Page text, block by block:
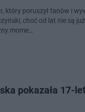
który poruszył fanów i
choć od lat nie są
mome…
pokazała 17-